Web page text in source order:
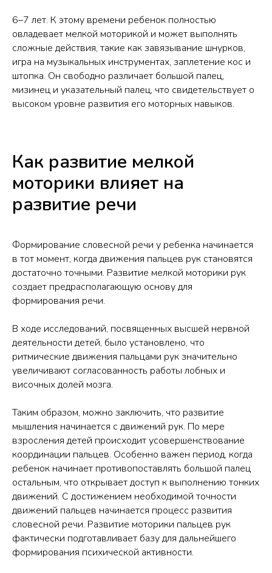
6–7 лет. К этому времени ребенок полностью
овладевает мелкой моторикой и может выполнять
сложные действия, такие как завязывание шнурков,
игра на музыкальных инструментах, заплетение кос и
штопка. Он свободно различает большой палец,
мизинец и указательный палец, что свидетельствует о
высоком уровне развития его моторных навыков.
Как развитие мелкой
моторики влияет на
развитие речи
Формирование словесной речи у ребенка начинается
в тот момент, когда движения пальцев рук становятся
достаточно точными. Развитие мелкой моторики рук
создает предрасполагающую основу для
формирования речи.
В ходе исследований, посвященных высшей нервной
деятельности детей, было установлено, что
ритмические движения пальцами рук значительно
увеличивают согласованность работы лобных и
височных долей мозга.
Таким образом, можно заключить, что развитие
мышления начинается с движений рук. По мере
взросления детей происходит усовершенствование
координации пальцев. Особенно важен период, когда
ребенок начинает противопоставлять большой палец
остальным, что открывает доступ к выполнению тонких
движений. С достижением необходимой точности
движений пальцев начинается процесс развития
словесной речи. Развитие моторики пальцев рук
фактически подготавливает базу для дальнейшего
формирования психической активности.